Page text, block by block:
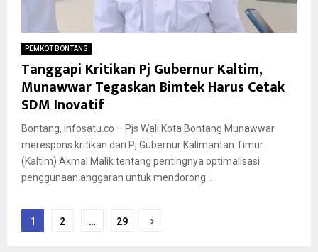
PEMKOT BONTANG
Tanggapi Kritikan Pj Gubernur Kaltim,
Munawwar Tegaskan Bimtek Harus Cetak
SDM Inovatif
Bontang, infosatu.co – Pjs Wali Kota Bontang Munawwar
merespons kritikan dari Pj Gubernur Kalimantan Timur
(Kaltim) Akmal Malik tentang pentingnya optimalisasi
penggunaan anggaran untuk mendorong...
Paginasi
1 2 … 29